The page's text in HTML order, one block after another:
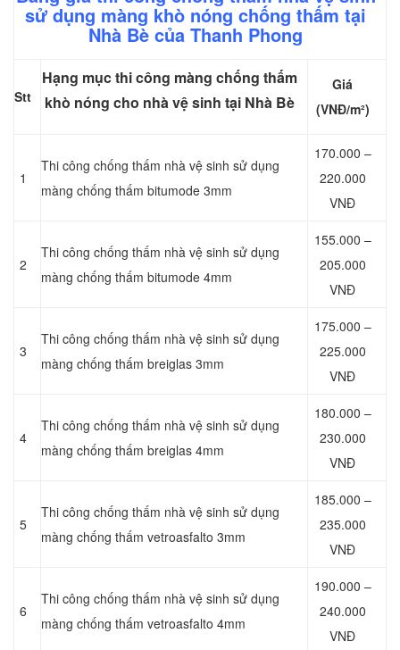
sử dụng màng khò nóng chống thấm tại
Nhà Bè của Thanh Phong
Stt
Hạng mục thi công màng chống thấm
khò nóng cho nhà vệ sinh tại Nhà Bè
Giá
(VNĐ/m²)
1
Thi công chống thấm nhà vệ sinh sử dụng
màng chống thấm bitumode 3mm
170.000 –
220.000
VNĐ
2
Thi công chống thấm nhà vệ sinh sử dụng
màng chống thấm bitumode 4mm
155.000 –
205.000
VNĐ
3
Thi công chống thấm nhà vệ sinh sử dụng
màng chống thấm breiglas 3mm
175.000 –
225.000
VNĐ
4
Thi công chống thấm nhà vệ sinh sử dụng
màng chống thấm breiglas 4mm
180.000 –
230.000
VNĐ
5
Thi công chống thấm nhà vệ sinh sử dụng
màng chống thấm vetroasfalto 3mm
185.000 –
235.000
VNĐ
6
Thi công chống thấm nhà vệ sinh sử dụng
màng chống thấm vetroasfalto 4mm
190.000 –
240.000
VNĐ